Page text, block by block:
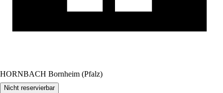
HORNBACH Bornheim (Pfalz)
Nicht reservierbar